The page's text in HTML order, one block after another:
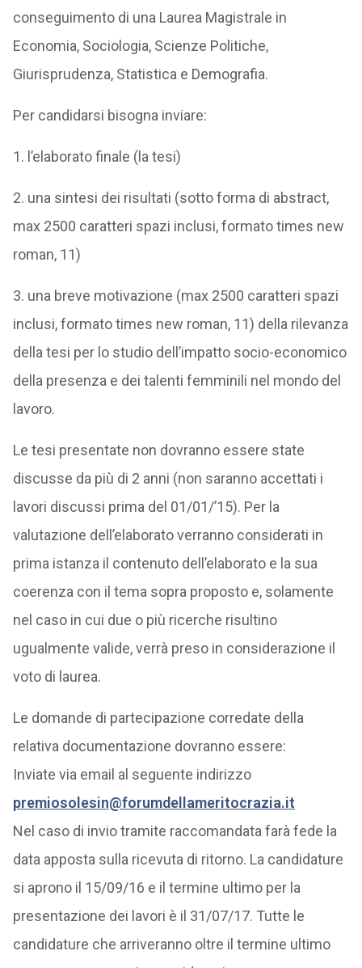
conseguimento di una Laurea Magistrale in
Economia, Sociologia, Scienze Politiche,
Giurisprudenza, Statistica e Demografia.
Per candidarsi bisogna inviare:
1. l’elaborato finale (la tesi)
2. una sintesi dei risultati (sotto forma di abstract,
max 2500 caratteri spazi inclusi, formato times new
roman, 11)
3. una breve motivazione (max 2500 caratteri spazi
inclusi, formato times new roman, 11) della rilevanza
della tesi per lo studio dell’impatto socio-economico
della presenza e dei talenti femminili nel mondo del
lavoro.
Le tesi presentate non dovranno essere state
discusse da più di 2 anni (non saranno accettati i
lavori discussi prima del 01/01/’15). Per la
valutazione dell’elaborato verranno considerati in
prima istanza il contenuto dell’elaborato e la sua
coerenza con il tema sopra proposto e, solamente
nel caso in cui due o più ricerche risultino
ugualmente valide, verrà preso in considerazione il
voto di laurea.
Le domande di partecipazione corredate della
relativa documentazione dovranno essere:
Inviate via email al seguente indirizzo
premiosolesin@forumdellameritocrazia.it
Nel caso di invio tramite raccomandata farà fede la
data apposta sulla ricevuta di ritorno. La candidature
si aprono il 15/09/16 e il termine ultimo per la
presentazione dei lavori è il 31/07/17. Tutte le
candidature che arriveranno oltre il termine ultimo